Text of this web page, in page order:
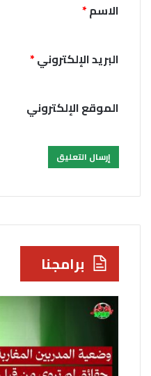
الاسم*
البريد الإلكتروني*
الموقع الإلكتروني
برامجنا